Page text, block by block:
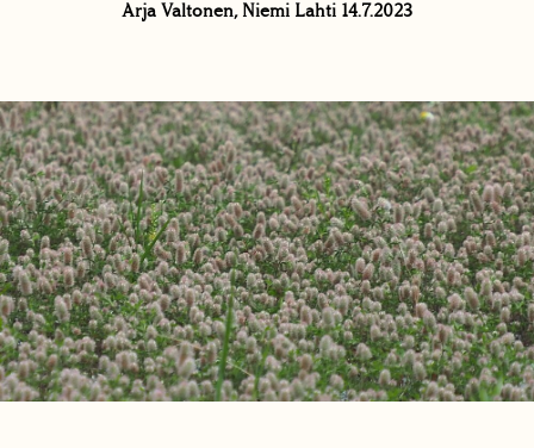
Arja Valtonen, Niemi Lahti 14.7.2023